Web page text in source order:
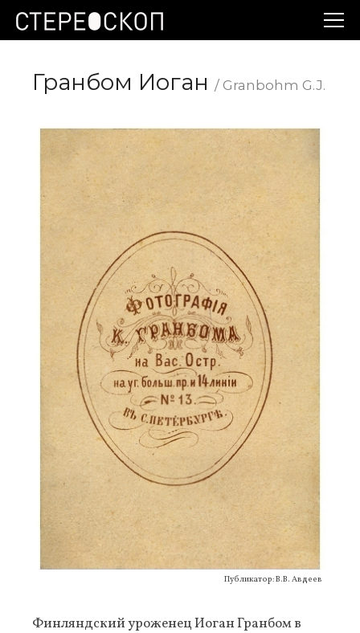
Гранбом Иоган/ Granbohm G.J.
Публикатор: В.В. Авдеев
Финляндский уроженец Иоган Гранбом в